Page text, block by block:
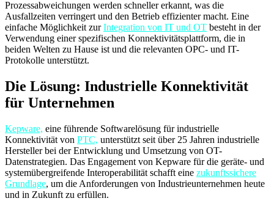
Prozessabweichungen werden schneller erkannt, was die
Ausfallzeiten verringert und den Betrieb effizienter macht. Eine
einfache Möglichkeit zurIntegration von IT und OT besteht in der
Verwendung einer spezifischen Konnektivitätsplattform, die in
beiden Welten zu Hause ist und die relevanten OPC- und IT-
Protokolle unterstützt.
Die Lösung: Industrielle Konnektivität
für Unternehmen
Kepware, eine führende Softwarelösung für industrielle
Konnektivität von PTC, unterstützt seit über 25 Jahren industrielle
Hersteller bei der Entwicklung und Umsetzung von OT-
Datenstrategien. Das Engagement von Kepware für die geräte- und
systemübergreifende Interoperabilität schafft eine zukunftssichere
Grundlage, um die Anforderungen von Industrieunternehmen heute
und in Zukunft zu erfüllen.